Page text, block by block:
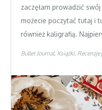
zaczęłam prowadzić
możecie poczytać tutaj i
również kaligrafią.
Bullet Journal Książki Recenzje